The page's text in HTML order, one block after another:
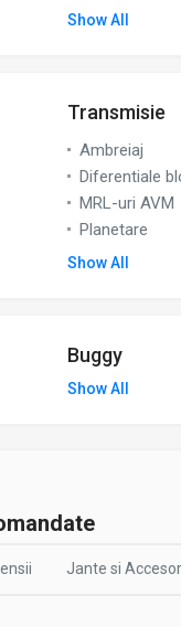
Show All
Transmisie
Ambreiaj
Diferentiale
MRL-uri AVM
Planetare
Show All
Buggy
Show All
Jante si